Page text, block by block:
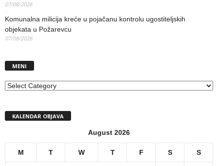
07/08/2026
Komunalna milicija kreće u pojačanu kontrolu ugostiteljskih
objekata u Požarevcu
07/08/2026
MENI
MENI
KALENDAR OBJAVA
August 2026
M T W T F S S